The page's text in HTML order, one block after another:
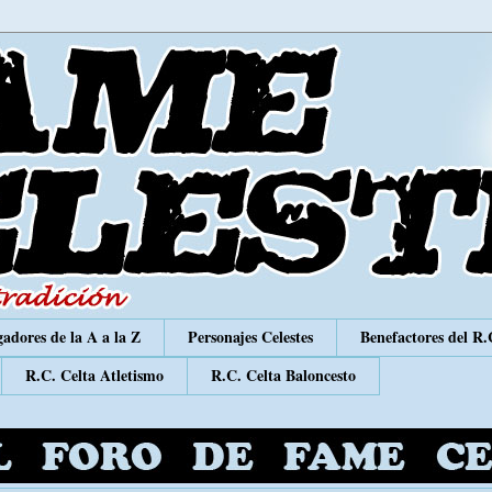
de la A a la Z Personajes Celestes
Benefactores del
R.C. Celta Atletismo
R.C. Celta Baloncesto